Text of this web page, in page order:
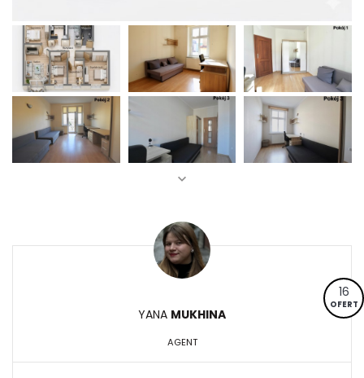
16
OFERT
YANA MUKHINA
AGENT